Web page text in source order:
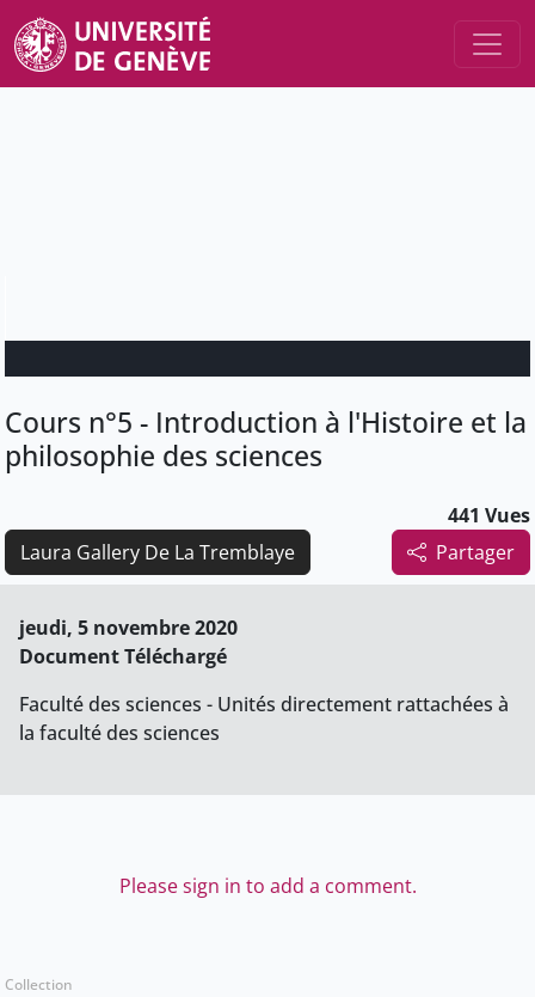
Cours n°5 - Introduction à l'Histoire et la
philosophie des sciences
441 Vues
Partager
Laura Gallery De La Tremblaye
jeudi, 5 novembre 2020
Document Téléchargé
Faculté des sciences - Unités directement rattachées à
la faculté des sciences
Please sign in to add a comment.
Collection